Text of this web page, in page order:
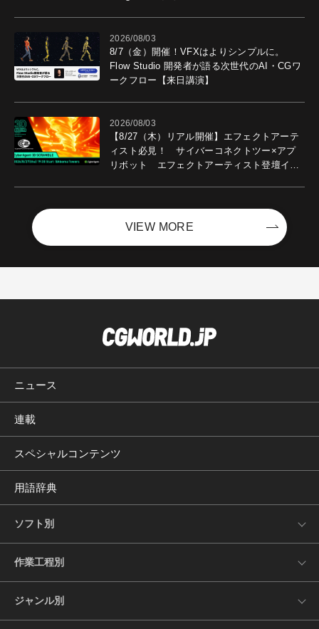
2026/08/03
8/7（金）開催！VFXはよりシンプルに。
Flow Studio 開発者が語る次世代のAI・CGワ
ークフロー【来日講演】
2026/08/03
【8/27（木）リアル開催】エフェクトアーテ
ィスト必見！ サイバーコネクトツー×アプ
リボット エフェクトアーティスト登壇イベ
VIEW MORE
ニュース
連載
スペシャルコンテンツ
用語辞典
ソフト別
作業工程別
ジャンル別